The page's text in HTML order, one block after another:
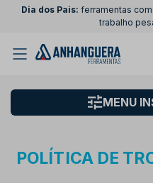
Dia dos Pais: ferramentas
trabalho
MENU
POLÍTICA DE